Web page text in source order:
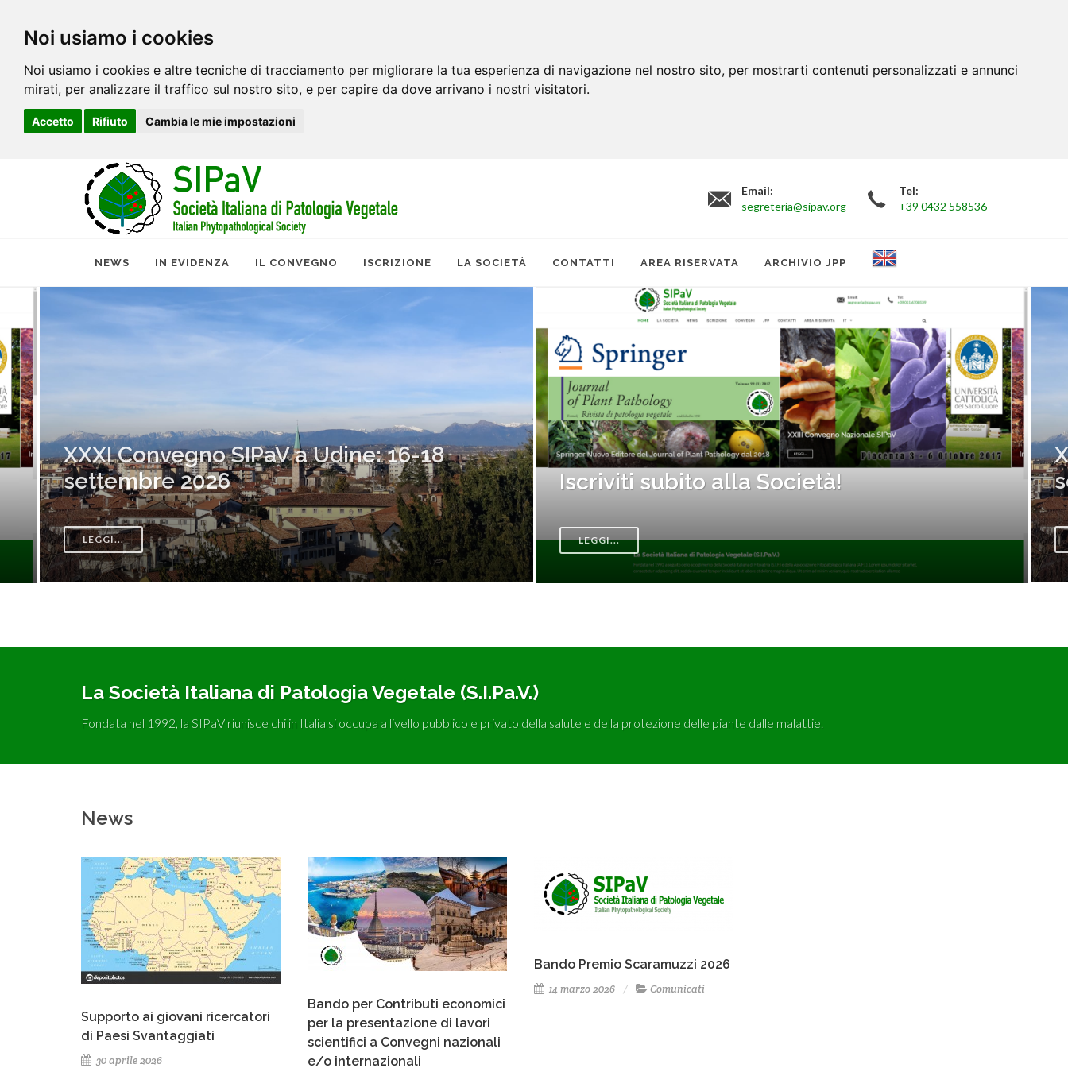
Noi usiamo i cookies
Noi usiamo i cookies e altre tecniche di tracciamento per migliorare la tua esperienza di navigazione nel nostro sito, per mostrarti contenuti personalizzati e annunci
mirati, per analizzare il traffico sul nostro sito, e per capire da dove arrivano i nostri visitatori.
Accetto Rifiuto Cambia le mie impostazioni
Email:
segreteria@sipav.org
Tel:
+39 0432 558536
NEWS IN EVIDENZA IL CONVEGNO ISCRIZIONE LA SOCIETÀ CONTATTI AREA RISERVATA ARCHIVIO JPP
a Udine: 16-18
Iscriviti subito alla Società!
LEGGI...
XXXI Convegno SIPaV a
settembre 2026
LEGGI...
La Società Italiana di Patologia Vegetale (S.I.Pa.V.)
Fondata nel 1992, la SIPaV riunisce chi in Italia si occupa a livello pubblico e privato della salute e della protezione delle piante dalle malattie.
News
Supporto ai giovani ricercatori
di Paesi Svantaggiati
30 aprile 2026
Bando per Contributi economici
per la presentazione di lavori
scientifici a Convegni nazionali
e/o internazionali
Bando Premio Scaramuzzi 2026
14 marzo 2026 Comunicati